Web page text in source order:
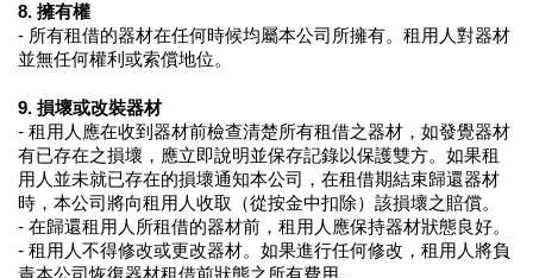
8. 擁有權
- 所有租借的器材在任何時候均屬本公司所擁有。租用人對器材
並無任何權利或索償地位。
9. 損壞或改裝器材
- 租用人應在收到器材前檢查清楚所有租借之器材，如發覺器材
有已存在之損壞，應立即說明並保存記錄以保護雙方。如果租
用人並未就已存在的損壞通知本公司，在租借期結束歸還器材
時，本公司將向租用人收取（從按金中扣除）該損壞之賠償。
- 在歸還租用人所租借的器材前，租用人應保持器材狀態良好。
- 租用人不得修改或更改器材。如果進行任何修改，租用人將負